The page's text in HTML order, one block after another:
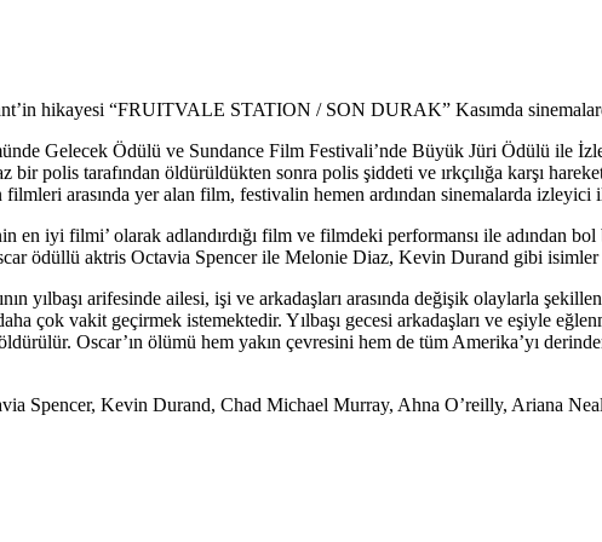
hikayesi “FRUITVALE STATION / SON DURAK” Kasımda
Gelecek Ödülü ve Sundance Film Festivali’nde Büyük Jüri Ödülü
bir polis tarafından öldürüldükten sonra polis şiddeti ve ırkçılığa karşı
arasında yer alan film, festivalin hemen ardından sinemalarda izleyici
en iyi filmi’ olarak adlandırdığı film ve filmdeki performansı ile adından
ödüllü aktris Octavia Spencer ile Melonie Diaz, Kevin Durand gibi
yılbaşı arifesinde ailesi, işi ve arkadaşları arasında değişik olaylarla
çok vakit geçirmek istemektedir. Yılbaşı gecesi arkadaşları ve eşiyle
Oscar’ın ölümü hem yakın çevresini hem de tüm Amerika’yı
Spencer, Kevin Durand, Chad Michael Murray, Ahna O’reilly, Ariana